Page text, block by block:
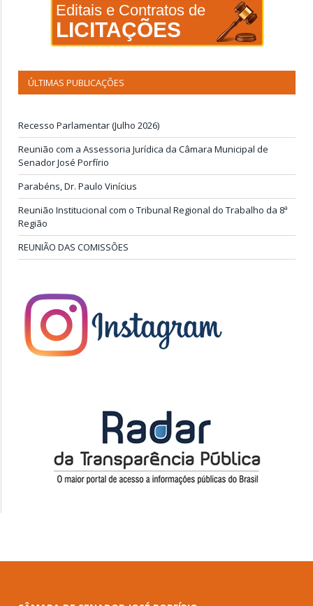
Editais e Contratos de
LICITAÇÕES
ÚLTIMAS PUBLICAÇÕES
Recesso Parlamentar (Julho 2026)
Reunião com a Assessoria Jurídica da Câmara Municipal de
Senador José Porfírio
Parabéns, Dr. Paulo Vinícius
Reunião Institucional com o Tribunal Regional do Trabalho da 8ª
Região
REUNIÃO DAS COMISSÕES